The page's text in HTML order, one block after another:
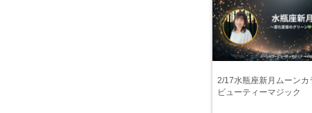
2/17水瓶座新月ムーンカ
ビューティーマジック